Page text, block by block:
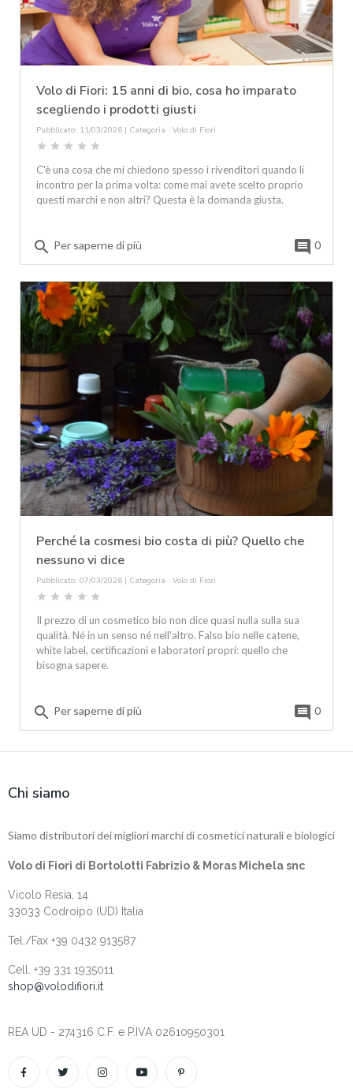
Volo di Fiori: 15 anni di bio, cosa ho imparato
scegliendo i prodotti giusti
Pubblicato: 11/03/2026 | Categoria : Volo di Fiori
star star star star star
C'è una cosa che mi chiedono spesso i rivenditori quando li
incontro per la prima volta: come mai avete scelto proprio
questi marchi e non altri? Questa è la domanda giusta.
search Per saperne di più comment 0
Perché la cosmesi bio costa di più? Quello che
nessuno vi dice
Pubblicato: 07/03/2026 | Categoria : Volo di Fiori
star star star star star
Il prezzo di un cosmetico bio non dice quasi nulla sulla sua
qualità. Né in un senso né nell'altro. Falso bio nelle catene,
white label, certificazioni e laboratori propri: quello che
bisogna sapere.
search Per saperne di più comment 0
Chi siamo
Siamo distributori dei migliori marchi di cosmetici naturali e biologici
Volo di Fiori di Bortolotti Fabrizio & Moras Michela snc
Vicolo Resia, 14
33033 Codroipo (UD) Italia
Tel./Fax +39 0432 913587
Cell. +‎39 331 1935011
shop@volodifiori.it
REA UD - 274316 C.F. e P.IVA 02610950301